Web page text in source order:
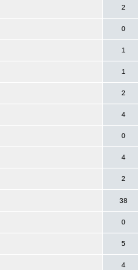
2
0
1
1
2
4
0
4
2
38
0
5
4